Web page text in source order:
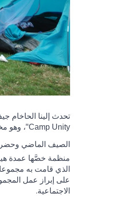
تحدث إلينا الحاخام
Camp Unity"، وهو
الصيف الماضي
منظمة خصَّها عمدة
الذي قامت به
على إبراز عمل
الاجتماعية.